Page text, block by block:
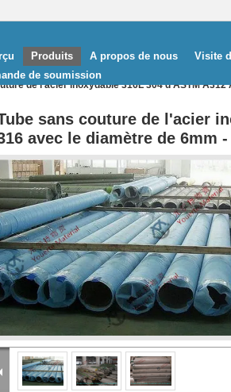
Produits A propos de nous Visite
de soumission
de l'acier inoxydable 316L 304 d'ASTM
sans couture de l'acier
avec le diamètre de 6mm